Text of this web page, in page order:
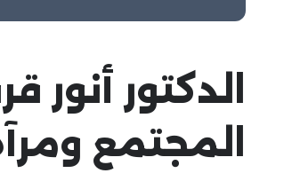
الدكتور
المجتمع